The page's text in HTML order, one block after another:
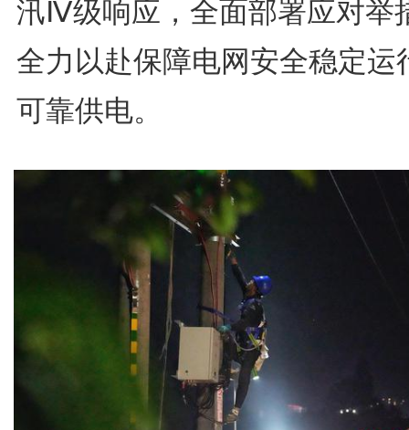
汛Ⅳ级响应，全面部署应对举
全力以赴保障电网安全稳定运
可靠供电。